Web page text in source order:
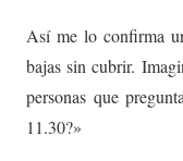
Así me lo confirma
bajas sin cubrir.
personas que
11.30?»